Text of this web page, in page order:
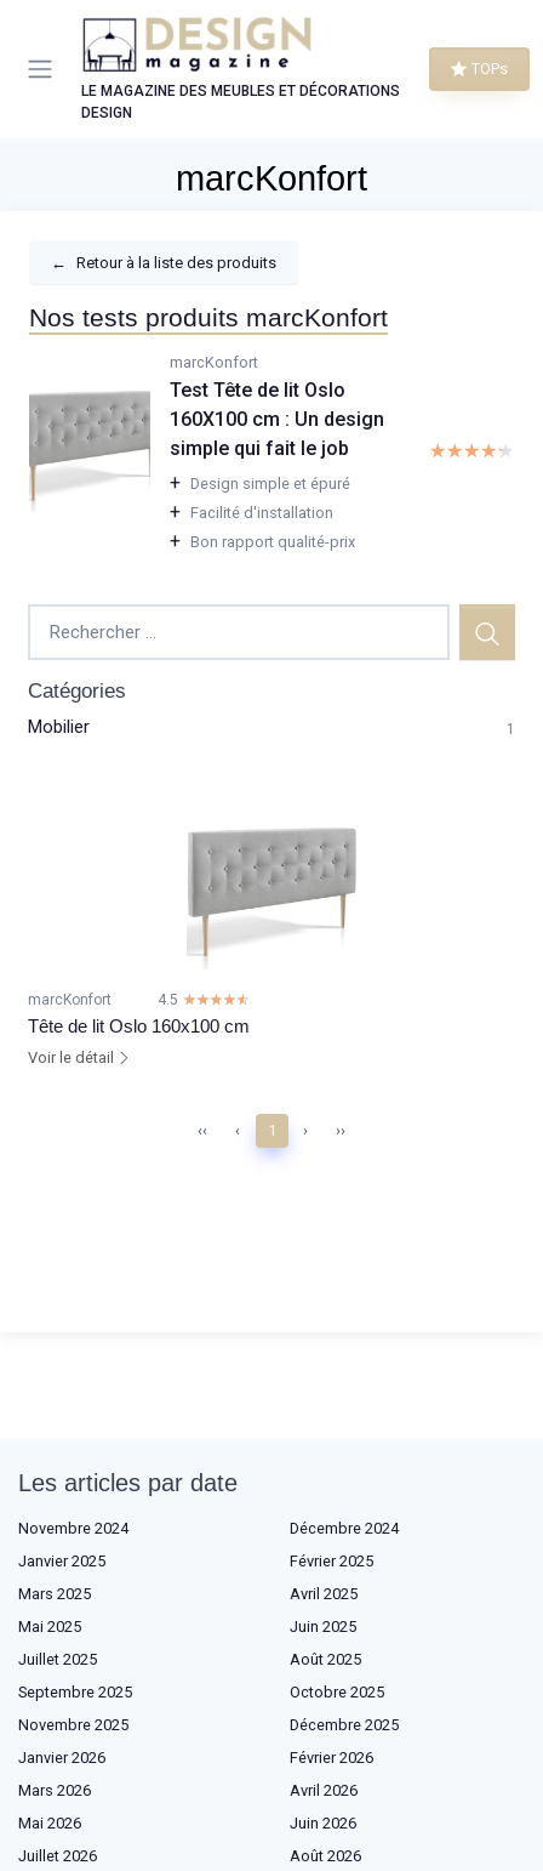
LE MAGAZINE DES MEUBLES ET DÉCORATIONS
DESIGN
TOPs
marcKonfort
← Retour à la liste des produits
Nos tests produits marcKonfort
marcKonfort
Test Tête de lit Oslo
160X100 cm : Un design
simple qui fait le job
+ Design simple et épuré
+ Facilité d'installation
+ Bon rapport qualité-prix
★★★★★
★★★★★
Catégories
Mobilier 1
marcKonfort 4.5 ☆☆☆☆☆
★★★★★
Tête de lit Oslo 160x100 cm
Voir le détail
‹‹ ‹ 1 › ››
Les articles par date
Novembre 2024
Décembre 2024
Janvier 2025
Février 2025
Mars 2025
Avril 2025
Mai 2025
Juin 2025
Juillet 2025
Août 2025
Septembre 2025
Octobre 2025
Novembre 2025
Décembre 2025
Janvier 2026
Février 2026
Mars 2026
Avril 2026
Mai 2026
Juin 2026
Juillet 2026
Août 2026
Panneau de gestion des cookies